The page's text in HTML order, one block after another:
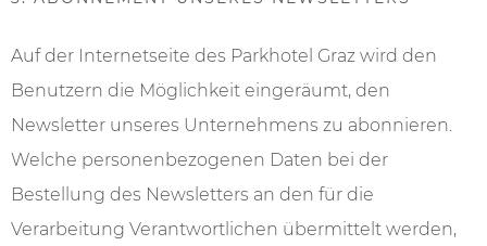
Auf der Internetseite des Parkhotel Graz wird den
Benutzern die Möglichkeit eingeräumt, den
Newsletter unseres Unternehmens zu abonnieren.
Welche personenbezogenen Daten bei der
Bestellung des Newsletters an den für die
Verarbeitung Verantwortlichen übermittelt werden,